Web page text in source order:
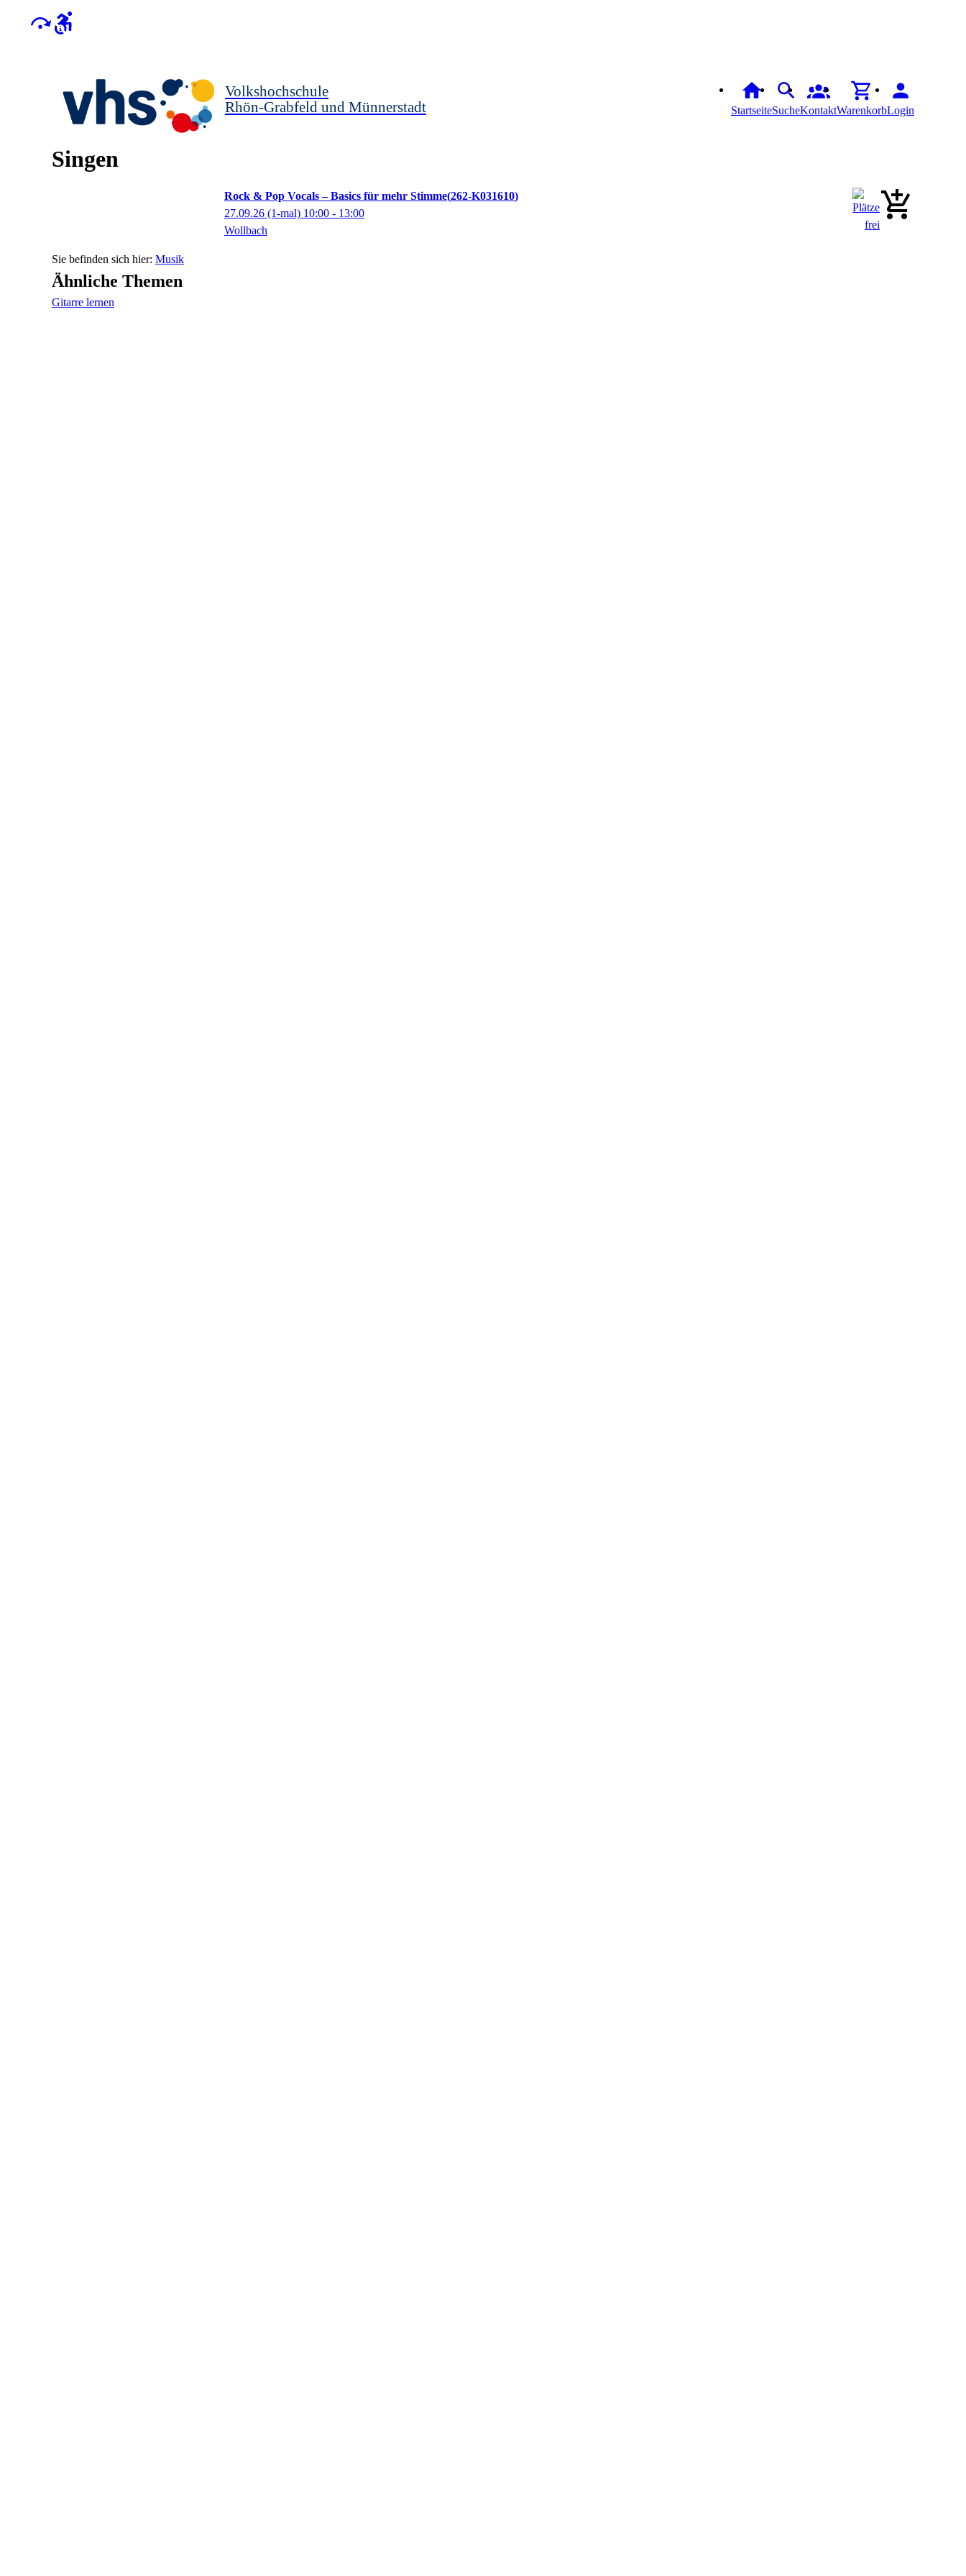
Volkshochschule
Rhön-Grabfeld und Münnerstadt
StartseiteSucheKontaktWarenkorbLogin
Singen
Rock & Pop Vocals – Basics für mehr Stimme 262-K031610
27.09.26 (1-mal) 10:00 - 13:00
Wollbach
Musik
Ähnliche Themen
Gitarre lernen